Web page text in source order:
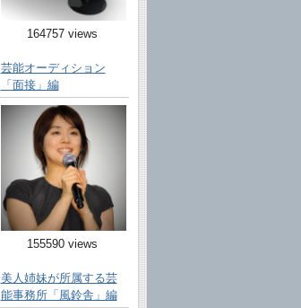
164757 views
芸能オーディション
「面接」編
155590 views
美人姉妹が所属する芸
能事務所「風鈴舎」編